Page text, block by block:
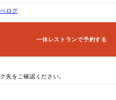
ログ
一休レストランで予約する
先をご確認ください。